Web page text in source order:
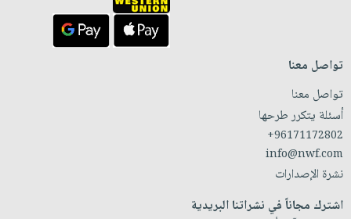
تواصل معنا
تواصل معنا
أسئلة يتكرر طرحها
+96171172802
info@nwf.com
نشرة الإصدارات
اشترك مجاناً في نشراتنا البريدية